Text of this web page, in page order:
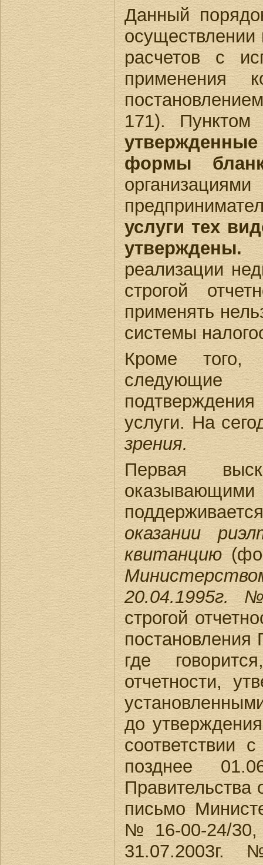
Данный
расчетов с
применения
171). Пунктом
формы
услуги тех
утверждены.
реализации
строгой
применять
системы
Кроме
следующие
услуги. На
зрения.
Первая
оказании
квитанцию
20.04.1995г.
строгой
постановления
где
отчетности,
до
соответствии
позднее
письмо
№ 16-00-24/30,